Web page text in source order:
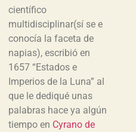
científico
multidisciplinar(sí se e
conocía la faceta de
napias), escribió en
1657 “Estados e
Imperios de la Luna” al
que le dediqué unas
palabras hace ya algún
tiempo en Cyrano de